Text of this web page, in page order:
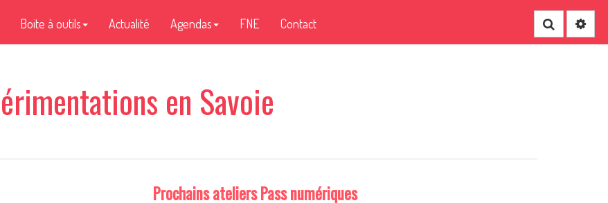
Boite à outils Actualité Agendas FNE Contact
en Savoie
Prochains ateliers Pass numériques